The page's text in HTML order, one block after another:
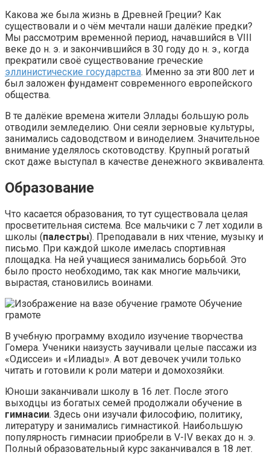
Какова же была жизнь в Древней Греции? Как
существовали и о чём мечтали наши далёкие предки?
Мы рассмотрим временной период, начавшийся в VIII
веке до н. э. и закончившийся в 30 году до н. э., когда
прекратили своё существование греческие
эллинистические государства. Именно за эти 800 лет и
был заложен фундамент современного европейского
общества.
В те далёкие времена жители Эллады большую роль
отводили земледелию. Они сеяли зерновые культуры,
занимались садоводством и виноделием. Значительное
внимание уделялось скотоводству. Крупный рогатый
скот даже выступал в качестве денежного эквивалента.
Образование
Что касается образования, то тут существовала целая
просветительная система. Все мальчики с 7 лет ходили в
школы (палестры). Преподавали в них чтение, музыку и
письмо. При каждой школе имелась спортивная
площадка. На ней учащиеся занимались борьбой. Это
было просто необходимо, так как многие мальчики,
вырастая, становились воинами.
Обучение
грамоте
В учебную программу входило изучение творчества
Гомера. Ученики наизусть заучивали целые пассажи из
«Одиссеи» и «Илиады». А вот девочек учили только
читать и готовили к роли матери и домохозяйки.
Юноши заканчивали школу в 16 лет. После этого
выходцы из богатых семей продолжали обучение в
гимнасии. Здесь они изучали философию, политику,
литературу и занимались гимнастикой. Наибольшую
популярность гимнасии приобрели в V-IV веках до н. э.
Полный образовательный курс заканчивался в 18 лет.